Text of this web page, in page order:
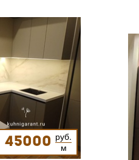
45000 руб.
м